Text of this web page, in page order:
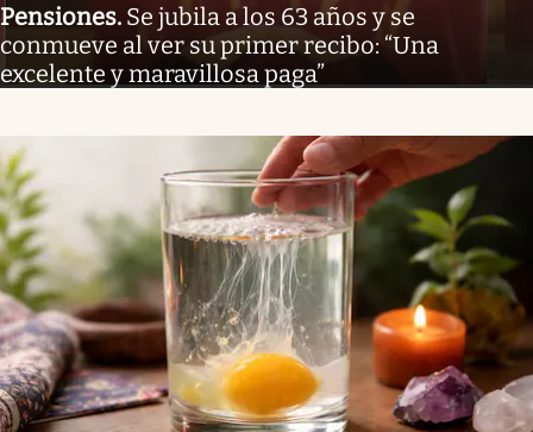
Pensiones. Se jubila a los 63 años y se
conmueve al ver su primer recibo: “Una
excelente y maravillosa paga”